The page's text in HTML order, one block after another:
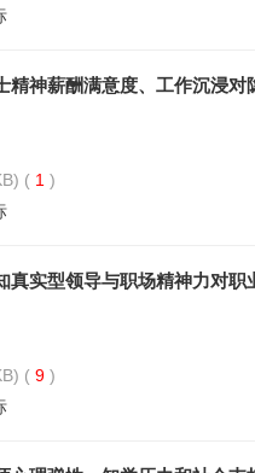
精神薪酬满意度、工作沉浸对
( 1 )
真实型领导与职场精神力对职
( 9 )